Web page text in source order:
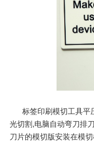
标签印刷模切工具平
光切割,电脑自动弯刀排
刀片的模切版安装在模